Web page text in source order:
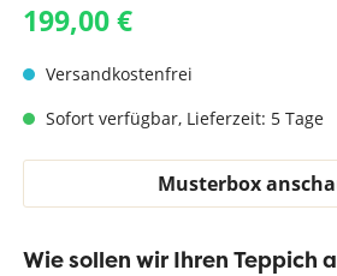
199,00 €
Versandkostenfrei
Sofort verfügbar, Lieferzeit: 5 Tage
Musterbox
Wie sollen wir Ihren Teppich